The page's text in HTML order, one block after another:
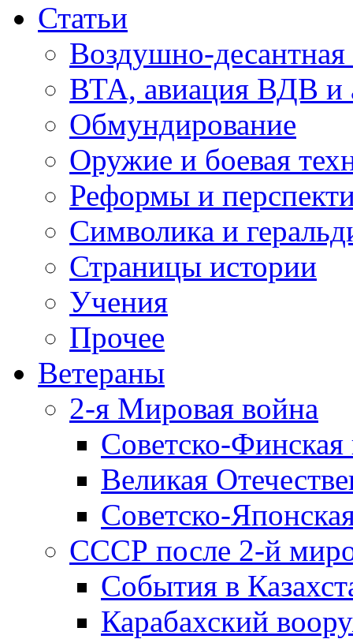
Статьи
Воздушно-десантная
ВТА, авиация ВДВ и
Обмундирование
Оружие и боевая
Реформы и
Символика и
Страницы истории
Учения
Прочее
Ветераны
2-я Мировая война
Советско-
Великая
Советско-
СССР после 2-й
События в
Карабахский